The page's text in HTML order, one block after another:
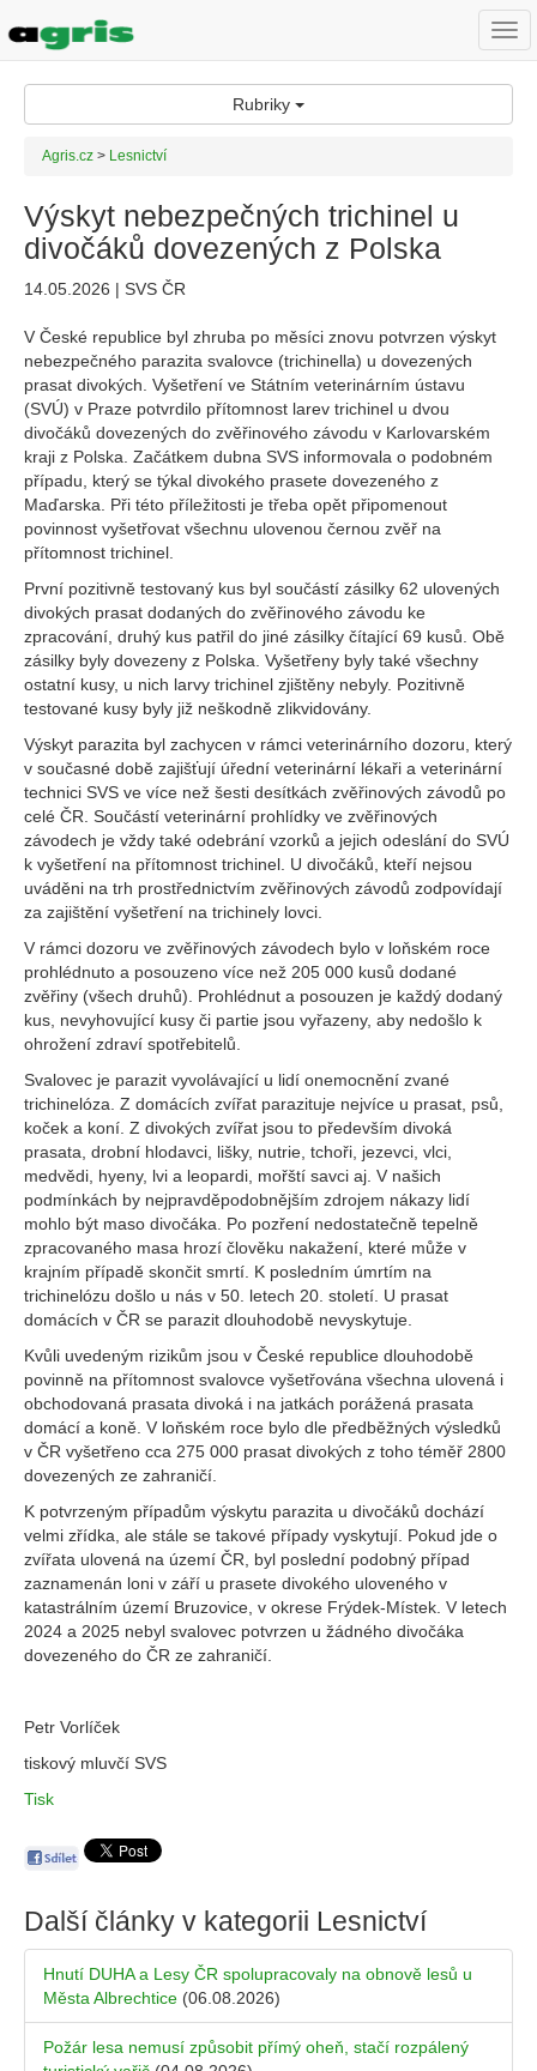
Rubriky
Agris.cz > Lesnictví
Výskyt nebezpečných trichinel u
divočáků dovezených z Polska
14.05.2026 | SVS ČR
V České republice byl zhruba po měsíci znovu potvrzen výskyt
nebezpečného parazita svalovce (trichinella) u dovezených
prasat divokých. Vyšetření ve Státním veterinárním ústavu
(SVÚ) v Praze potvrdilo přítomnost larev trichinel u dvou
divočáků dovezených do zvěřinového závodu v Karlovarském
kraji z Polska. Začátkem dubna SVS informovala o podobném
případu, který se týkal divokého prasete dovezeného z
Maďarska. Při této příležitosti je třeba opět připomenout
povinnost vyšetřovat všechnu ulovenou černou zvěř na
přítomnost trichinel.
První pozitivně testovaný kus byl součástí zásilky 62 ulovených
divokých prasat dodaných do zvěřinového závodu ke
zpracování, druhý kus patřil do jiné zásilky čítající 69 kusů. Obě
zásilky byly dovezeny z Polska. Vyšetřeny byly také všechny
ostatní kusy, u nich larvy trichinel zjištěny nebyly. Pozitivně
testované kusy byly již neškodně zlikvidovány.
Výskyt parazita byl zachycen v rámci veterinárního dozoru, který
v současné době zajišťují úřední veterinární lékaři a veterinární
technici SVS ve více než šesti desítkách zvěřinových závodů po
celé ČR. Součástí veterinární prohlídky ve zvěřinových
závodech je vždy také odebrání vzorků a jejich odeslání do SVÚ
k vyšetření na přítomnost trichinel. U divočáků, kteří nejsou
uváděni na trh prostřednictvím zvěřinových závodů zodpovídají
za zajištění vyšetření na trichinely lovci.
V rámci dozoru ve zvěřinových závodech bylo v loňském roce
prohlédnuto a posouzeno více než 205 000 kusů dodané
zvěřiny (všech druhů). Prohlédnut a posouzen je každý dodaný
kus, nevyhovující kusy či partie jsou vyřazeny, aby nedošlo k
ohrožení zdraví spotřebitelů.
Svalovec je parazit vyvolávající u lidí onemocnění zvané
trichinelóza. Z domácích zvířat parazituje nejvíce u prasat, psů,
koček a koní. Z divokých zvířat jsou to především divoká
prasata, drobní hlodavci, lišky, nutrie, tchoři, jezevci, vlci,
medvědi, hyeny, lvi a leopardi, mořští savci aj. V našich
podmínkách by nejpravděpodobnějším zdrojem nákazy lidí
mohlo být maso divočáka. Po pozření nedostatečně tepelně
zpracovaného masa hrozí člověku nakažení, které může v
krajním případě skončit smrtí. K posledním úmrtím na
trichinelózu došlo u nás v 50. letech 20. století. U prasat
domácích v ČR se parazit dlouhodobě nevyskytuje.
Kvůli uvedeným rizikům jsou v České republice dlouhodobě
povinně na přítomnost svalovce vyšetřována všechna ulovená i
obchodovaná prasata divoká i na jatkách porážená prasata
domácí a koně. V loňském roce bylo dle předběžných výsledků
v ČR vyšetřeno cca 275 000 prasat divokých z toho téměř 2800
dovezených ze zahraničí.
K potvrzeným případům výskytu parazita u divočáků dochází
velmi zřídka, ale stále se takové případy vyskytují. Pokud jde o
zvířata ulovená na území ČR, byl poslední podobný případ
zaznamenán loni v září u prasete divokého uloveného v
katastrálním území Bruzovice, v okrese Frýdek-Místek. V letech
2024 a 2025 nebyl svalovec potvrzen u žádného divočáka
dovezeného do ČR ze zahraničí.
Petr Vorlíček
tiskový mluvčí SVS
Tisk
Další články v kategorii Lesnictví
Hnutí DUHA a Lesy ČR spolupracovaly na obnově lesů u
Města Albrechtice (06.08.2026)
Požár lesa nemusí způsobit přímý oheň, stačí rozpálený